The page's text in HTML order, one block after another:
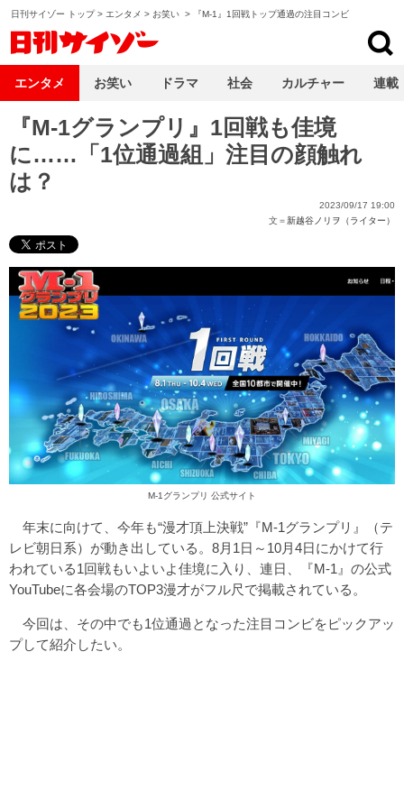
日刊サイゾー トップ> エンタメ > お笑い > 『M-1』1回戦トップ通過の注目コンビ
『M-1グランプリ』1回戦も佳境
に……「1位通過組」注目の顔触れ
は？
2023/09/17 19:00
文＝新越谷ノリヲ（ライター）
M-1グランプリ 公式サイト
年末に向けて、今年も“漫才頂上決戦”『M-1グランプリ』（テ
レビ朝日系）が動き出している。8月1日～10月4日にかけて行
われている1回戦もいよいよ佳境に入り、連日、『M-1』の公式
YouTubeに各会場のTOP3漫才がフル尺で掲載されている。
今回は、その中でも1位通過となった注目コンビをピックアッ
プして紹介したい。
エンタメ お笑い ドラマ 社会 カルチャー 連載